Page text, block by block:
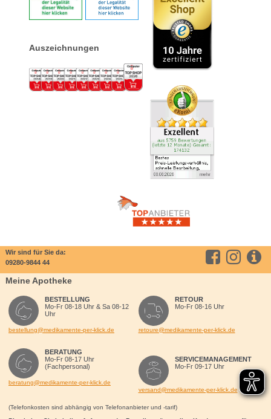
Auszeichnungen
Wir sind für Sie da:
09280-9844 44
Meine Apotheke
BESTELLUNG
Mo-Fr 08-18 Uhr & Sa 08-12
Uhr
bestellung@medikamente-per-klick.de
BERATUNG
Mo-Fr 08-17 Uhr
(Fachpersonal)
beratung@medikamente-per-klick.de
RETOUR
Mo-Fr 08-16 Uhr
retoure@medikamente-per-klick.de
SERVICEMANAGEMENT
Mo-Fr 09-17 Uhr
versand@medikamente-per-klick.de
(Telefonkosten sind abhängig von Telefonanbieter und -tarif)